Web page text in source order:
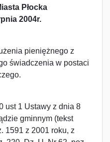
Płocka
2004r.
pieniężnego z
świadczenia w postaci
1 Ustawy z dnia 8
gminnym (tekst
1591 z 2001 roku, z